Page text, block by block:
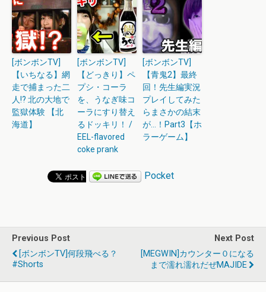
[ボンボンTV]
【いちなる】網
走で捕まった二
人!? 北の大地で
監獄体験 【北
海道】
[ボンボンTV]
【どっきり】ペ
プシ・コーラ
を、うなぎ味コ
ーラにすり替え
るドッキリ！ /
EEL-flavored
coke prank
[ボンボンTV]
【青鬼2】最終
回！先生編実況
プレイしてみた
らまさかの結末
が…！Part3【ホ
ラーゲーム】
Pocket
Previous Post
[ボンボンTV]何段飛べる？
#shorts
Next Post
[MEGWIN]カウンター０になる
まで濡れ濡れだぜMAJIDE